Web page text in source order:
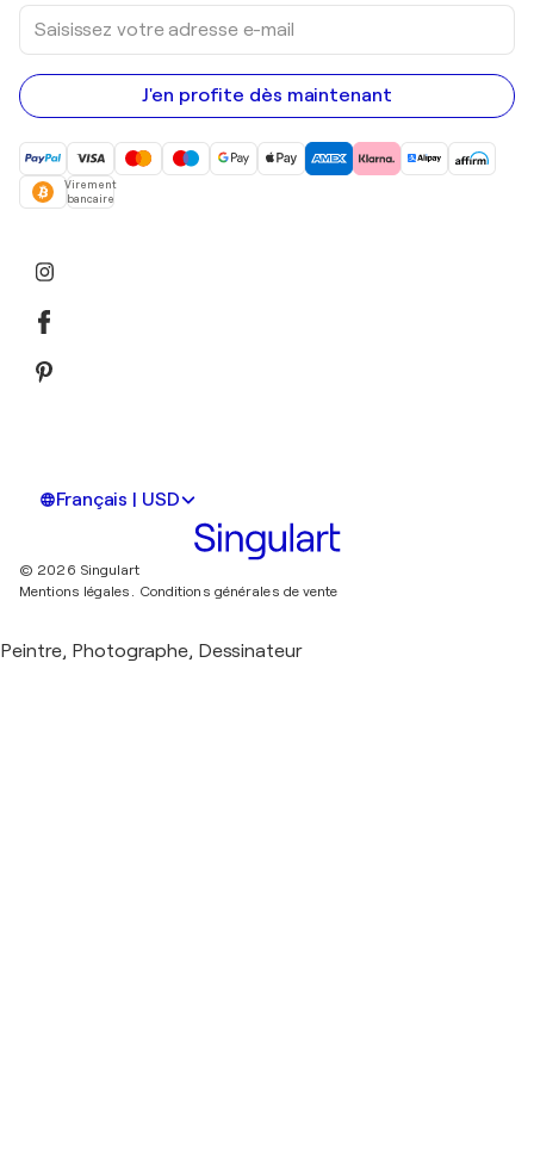
Saisissez
votre
adresse
e-
mail
J'en profite dès maintenant
Virement
bancaire
Français | USD
© 2026 Singulart
Mentions légales.
Conditions générales de vente
Peintre, Photographe, Dessinateur